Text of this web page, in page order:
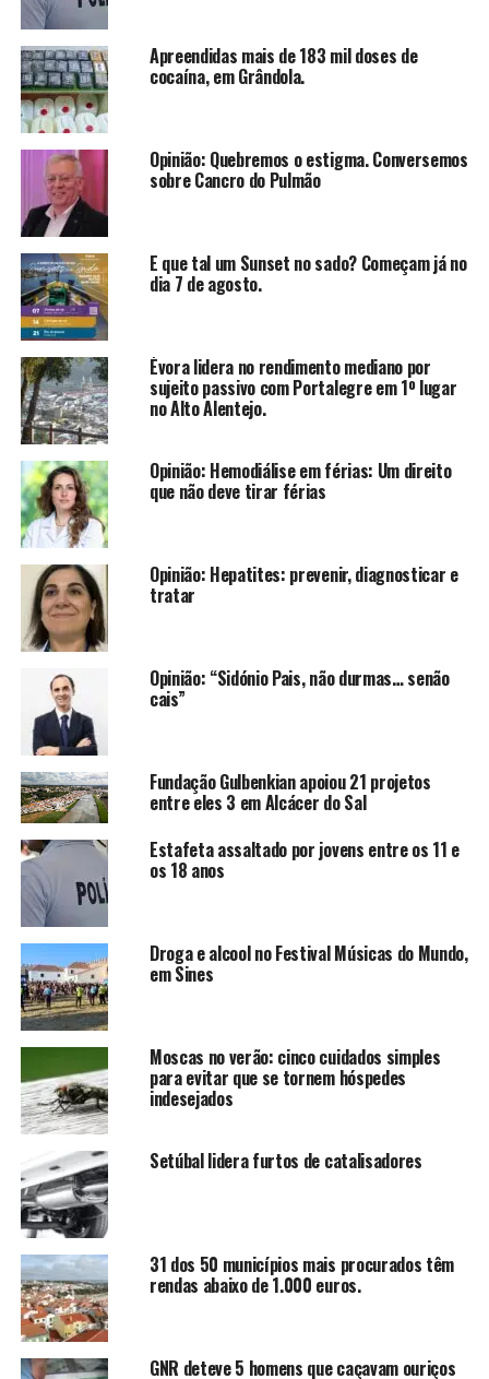
Apreendidas mais de 183 mil doses de
cocaína, em Grândola.
Opinião: Quebremos o estigma. Conversemos
sobre Cancro do Pulmão
E que tal um Sunset no sado? Começam já no
dia 7 de agosto.
Évora lidera no rendimento mediano por
sujeito passivo com Portalegre em 1º lugar
no Alto Alentejo.
Opinião: Hemodiálise em férias: Um direito
que não deve tirar férias
Opinião: Hepatites: prevenir, diagnosticar e
tratar
Opinião: “Sidónio Pais, não durmas… senão
cais”
Fundação Gulbenkian apoiou 21 projetos
entre eles 3 em Alcácer do Sal
Estafeta assaltado por jovens entre os 11 e
os 18 anos
Droga e alcool no Festival Músicas do Mundo,
em Sines
Moscas no verão: cinco cuidados simples
para evitar que se tornem hóspedes
indesejados
Setúbal lidera furtos de catalisadores
31 dos 50 municípios mais procurados têm
rendas abaixo de 1.000 euros.
GNR deteve 5 homens que caçavam ouriços